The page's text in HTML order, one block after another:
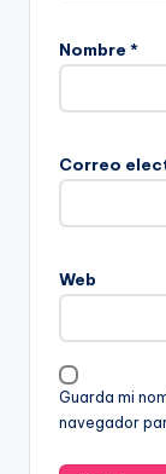
Nombre *
Correo
Web
Guarda mi
navegador